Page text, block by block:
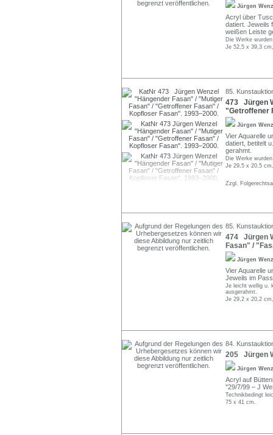
Jürgen
Acryl über
datiert. Jeweils
weißen Leiste
Die Werke
Je 52,5 x 39,3
85.
473 Jürgen
"Getroffener
Jürgen
Vier Aquarelle
datiert, betitelt
gerahmt.
Die Werke
Je 29,5 x 20,5
Zzgl.
85.
474 Jürgen
Fasan" /
Jürgen
Vier Aquarelle
Jeweils im
Je leicht wellig u.
ausgerahmt.
Je 29,2 x 20,2
84.
205 Jürgen
Jürgen
Acryl auf
"29/7/99 – J
Technikbedingt
75 x 41 cm.